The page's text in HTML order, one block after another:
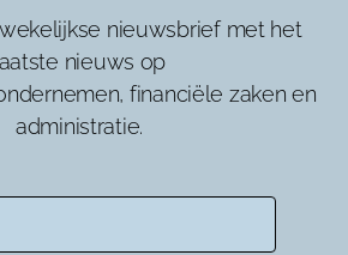
nieuwsbrief met het
laatste nieuws op
financiële zaken en
administratie.